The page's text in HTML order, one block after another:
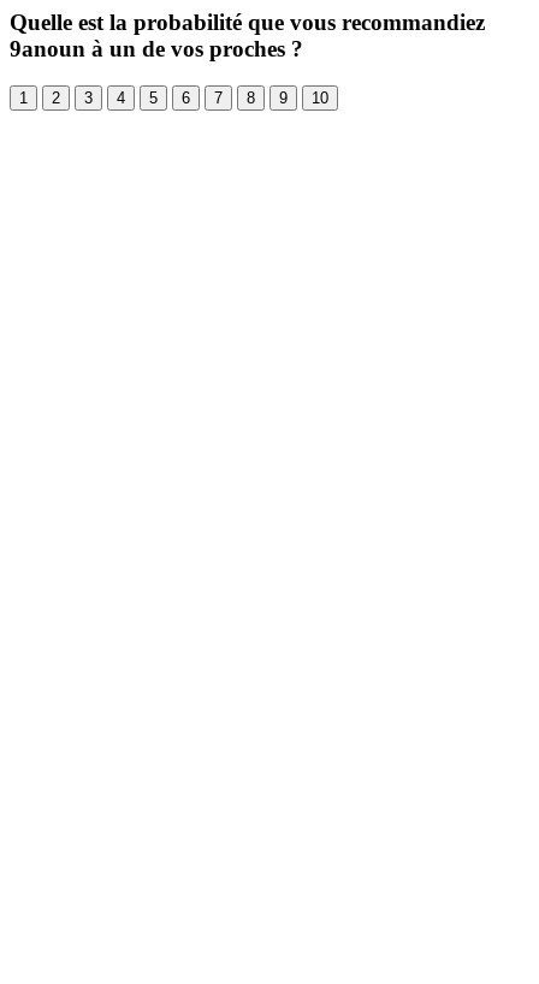
Quelle est la probabilité que vous recommandiez
9anoun à un de vos proches ?
1 2 3 4 5 6 7 8 9 10